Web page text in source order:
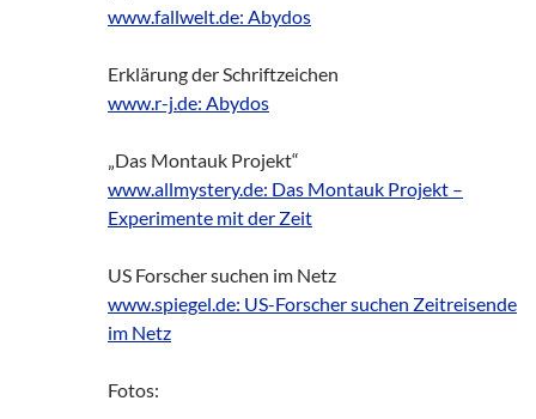
www.fallwelt.de: Abydos
Erklärung der Schriftzeichen
www.r-j.de: Abydos
„Das Montauk Projekt“
www.allmystery.de: Das Montauk Projekt –
Experimente mit der Zeit
US Forscher suchen im Netz
www.spiegel.de: US-Forscher suchen Zeitreisende
im Netz
Fotos: